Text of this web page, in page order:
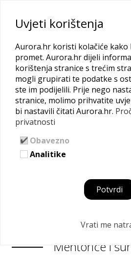
Uvjeti korištenja
Aurora.hr koristi kolačiće kako
promet. Aurora.hr dijeli
korištenja stranice s trećim
mogli grupirati te podatke s
ste im podijelili. Prije nego
stranice, molimo prihvatite
bi nastavili čitati Aurora.hr.
privatnosti
Obavezno
Analitike
Potvrdi
Vrati me
MENTORICE I
Pretraži našu raznovrsnu mrežu
poduzetnica da bi pronašla
Mentorice i